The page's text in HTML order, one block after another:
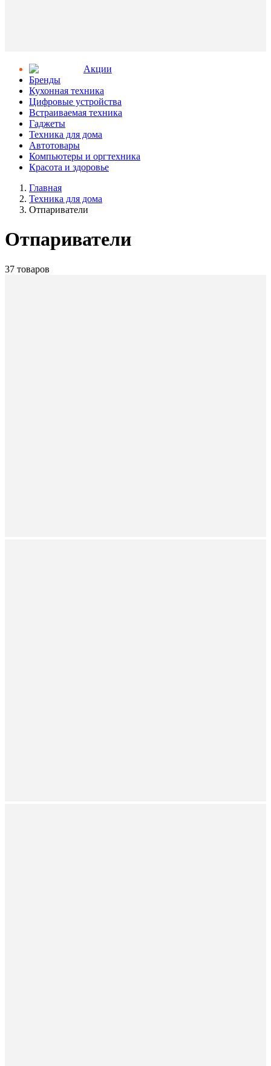
Aкции
Бренды
Кухонная техника
Цифровые устройства
Встраиваемая техника
Гаджеты
Техника для дома
Автотовары
Компьютеры и оргтехника
Красота и здоровье
Главная
Техника для дома
Отпариватели
Отпариватели
37 товаров